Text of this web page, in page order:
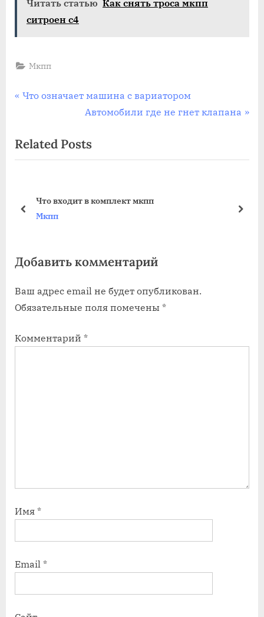
Читать статью Как снять троса мкпп
ситроен с4
Мкпп
Навигация
записям
P
v
i
s
s
:
Что означает машина с вариатором
N
x
t
Автомобили где не гнет клапана
Related Posts
Что входит в комплект мкпп
Мкпп
prev next
Добавить комментарий
Ваш адрес email не будет опубликован.
Обязательные поля помечены *
Комментарий *
Имя *
Email *